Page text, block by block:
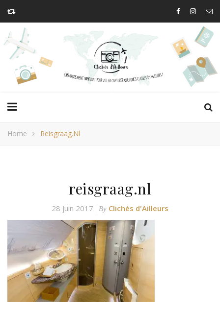
Home Reisgraag.nl
reisgraag.nl
28 juin 2017 By Clichés d'Ailleurs